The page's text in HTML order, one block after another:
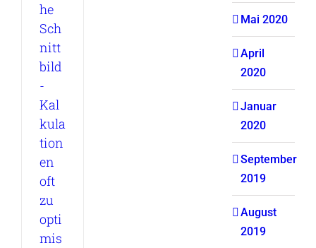
he
Sch
nitt
bild
-
Kal
kula
tion
en
oft
zu
opti
mis
Mai 2020
April
2020
Januar
2020
September
2019
August
2019